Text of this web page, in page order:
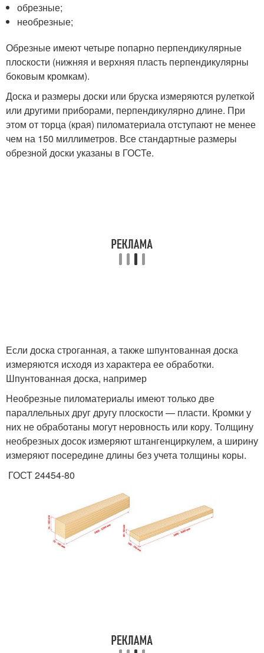
обрезные;
необрезные;
Обрезные имеют четыре попарно перпендикулярные
плоскости (нижняя и верхняя пласть перпендикулярны
боковым кромкам).
Доска и размеры доски или бруска измеряются рулеткой
или другими приборами, перпендикулярно длине. При
этом от торца (края) пиломатериала отступают не менее
чем на 150 миллиметров. Все стандартные размеры
обрезной доски указаны в ГОСТе.
Если доска строганная, а также шпунтованная доска
измеряются исходя из характера ее обработки.
Шпунтованная доска, например
Необрезные пиломатериалы имеют только две
параллельных друг другу плоскости — пласти. Кромки у
них не обработаны могут неровность или кору. Толщину
необрезных досок измеряют штангенциркулем, а ширину
измеряют посередине длины без учета толщины коры.
ГОСТ 24454-80